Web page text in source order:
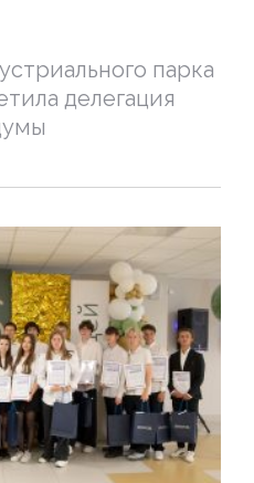
парка
делегация